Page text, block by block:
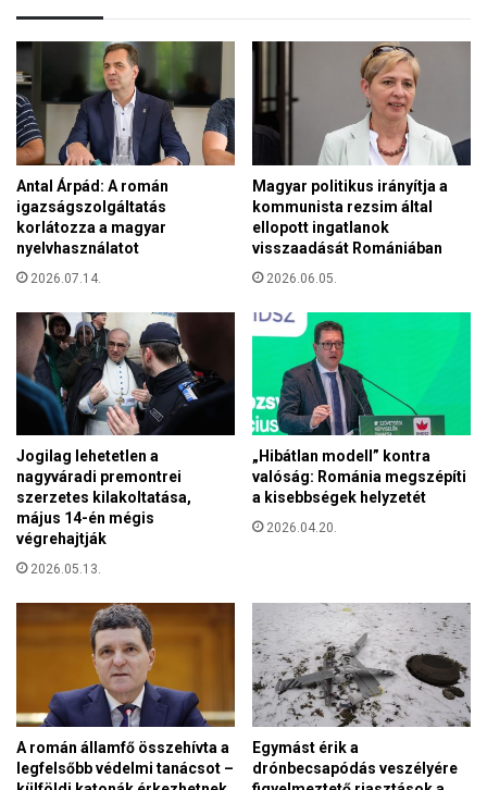
o
n
l
o
r
s
z
á
g
o
s
e
e
t
e
a
t
,
a
m
i
e
r
ő
t
a
a
e
h
z
n
a
p
o
Antal Árpád: A román
igazságszolgáltatás
korlátozza a magyar
nyelvhasználatot
2026.07.14.
Magyar politikus irányítja a
kommunista rezsim által
ellopott ingatlanok
visszaadását Romániában
2026.06.05.
Jogilag lehetetlen a
nagyváradi premontrei
szerzetes kilakoltatása,
május 14-én mégis
végrehajtják
2026.05.13.
„Hibátlan modell” kontra
valóság: Románia megszépíti
a kisebbségek helyzetét
2026.04.20.
A román államfő összehívta a
legfelsőbb védelmi tanácsot –
Egymást érik a
drónbecsapódás veszélyére